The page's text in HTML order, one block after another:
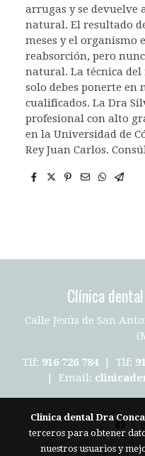
arrugas y se devuelve
natural. El resultado
meses y el organismo
reabsorción, pero
natural. La técnica del
solo debes ponerte en
cualificados. La Dra
profesional con alto
en la Universidad de
Rey Juan Carlos.
Clínica
Calle Jesús de San
Tlf: 916 726 784| Tlf:
| Email:
Clinica dental Dra Conca
terceros para obtener
nuestros usuarios y